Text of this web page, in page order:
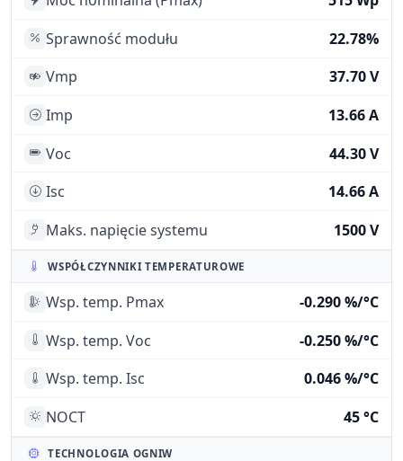
Sprawność modułu
22.78%
Vmp
37.70 V
Imp
13.66 A
Voc
44.30 V
Isc
14.66 A
Maks. napięcie systemu
1500 V
WSPÓŁCZYNNIKI TEMPERATUROWE
Wsp. temp. Pmax
-0.290 %/°C
Wsp. temp. Voc
-0.250 %/°C
Wsp. temp. Isc
0.046 %/°C
NOCT
45 °C
TECHNOLOGIA OGNIW